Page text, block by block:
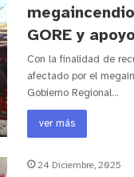
GORE y
Con la finalidad de
afectado por el
Gobierno Regional…
ver más
24 Diciembre, 2025